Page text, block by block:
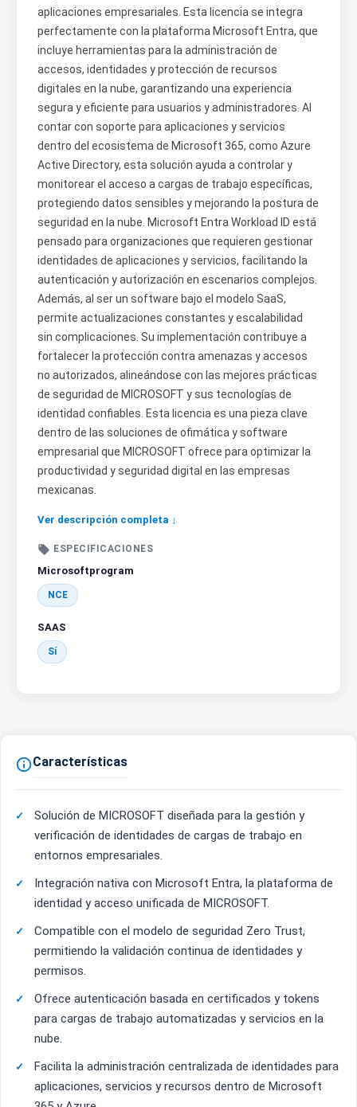
aplicaciones empresariales. Esta licencia se integra
perfectamente con la plataforma Microsoft Entra, que
incluye herramientas para la administración de
accesos, identidades y protección de recursos
digitales en la nube, garantizando una experiencia
segura y eficiente para usuarios y administradores. Al
contar con soporte para aplicaciones y servicios
dentro del ecosistema de Microsoft 365, como Azure
Active Directory, esta solución ayuda a controlar y
monitorear el acceso a cargas de trabajo específicas,
protegiendo datos sensibles y mejorando la postura de
seguridad en la nube. Microsoft Entra Workload ID está
pensado para organizaciones que requieren gestionar
identidades de aplicaciones y servicios, facilitando la
autenticación y autorización en escenarios complejos.
Además, al ser un software bajo el modelo SaaS,
permite actualizaciones constantes y escalabilidad
sin complicaciones. Su implementación contribuye a
fortalecer la protección contra amenazas y accesos
no autorizados, alineándose con las mejores prácticas
de seguridad de MICROSOFT y sus tecnologías de
identidad confiables. Esta licencia es una pieza clave
dentro de las soluciones de ofimática y software
empresarial que MICROSOFT ofrece para optimizar la
productividad y seguridad digital en las empresas
mexicanas.
Ver descripción completa ↓
 ESPECIFICACIONES
Microsoftprogram
NCE
SAAS
Sí
Características
Solución de MICROSOFT diseñada para la gestión y
verificación de identidades de cargas de trabajo en
entornos empresariales.
Integración nativa con Microsoft Entra, la plataforma de
identidad y acceso unificada de MICROSOFT.
Compatible con el modelo de seguridad Zero Trust,
permitiendo la validación continua de identidades y
permisos.
Ofrece autenticación basada en certificados y tokens
para cargas de trabajo automatizadas y servicios en la
nube.
Facilita la administración centralizada de identidades para
aplicaciones, servicios y recursos dentro de Microsoft